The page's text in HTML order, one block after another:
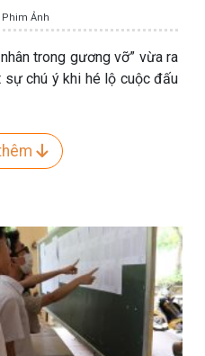
Phim Ảnh
trong gương vỡ” vừa ra
sự chú ý khi hé lộ cuộc đấu